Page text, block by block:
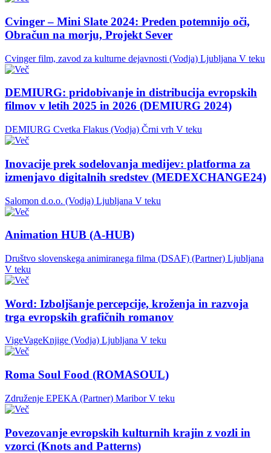
Cvinger – Mini Slate 2024: Preden potemnijo oči,
Obračun na morju, Projekt Sever
Cvinger film, zavod za kulturne dejavnosti (Vodja) Ljubljana V teku
DEMIURG: pridobivanje in distribucija evropskih
filmov v letih 2025 in 2026 (DEMIURG 2024)
DEMIURG Cvetka Flakus (Vodja) Črni vrh V teku
Inovacije prek sodelovanja medijev: platforma za
izmenjavo digitalnih sredstev (MEDEXCHANGE24)
Salomon d.o.o. (Vodja) Ljubljana V teku
Animation HUB (A-HUB)
Društvo slovenskega animiranega filma (DSAF) (Partner) Ljubljana
V teku
Word: Izboljšanje percepcije, kroženja in razvoja
trga evropskih grafičnih romanov
VigeVageKnjige (Vodja) Ljubljana V teku
Roma Soul Food (ROMASOUL)
Združenje EPEKA (Partner) Maribor V teku
Povezovanje evropskih kulturnih krajin z vozli in
vzorci (Knots and Patterns)